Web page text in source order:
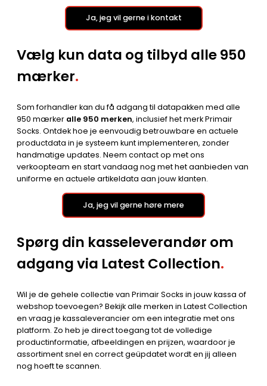
Ja, jeg vil gerne i kontakt
Vælg kun data og tilbyd alle 950
mærker.
Som forhandler kan du få adgang til datapakken med alle
950 mærker alle 950 merken, inclusief het merk Primair
Socks. Ontdek hoe je eenvoudig betrouwbare en actuele
productdata in je systeem kunt implementeren, zonder
handmatige updates. Neem contact op met ons
verkoopteam en start vandaag nog met het aanbieden van
uniforme en actuele artikeldata aan jouw klanten.
Ja, jeg vil gerne høre mere
Spørg din kasseleverandør om
adgang via Latest Collection.
Wil je de gehele collectie van Primair Socks in jouw kassa of
webshop toevoegen? Bekijk alle merken in Latest Collection
en vraag je kassaleverancier om een integratie met ons
platform. Zo heb je direct toegang tot de volledige
productinformatie, afbeeldingen en prijzen, waardoor je
assortiment snel en correct geüpdatet wordt en jij alleen
nog hoeft te scannen.